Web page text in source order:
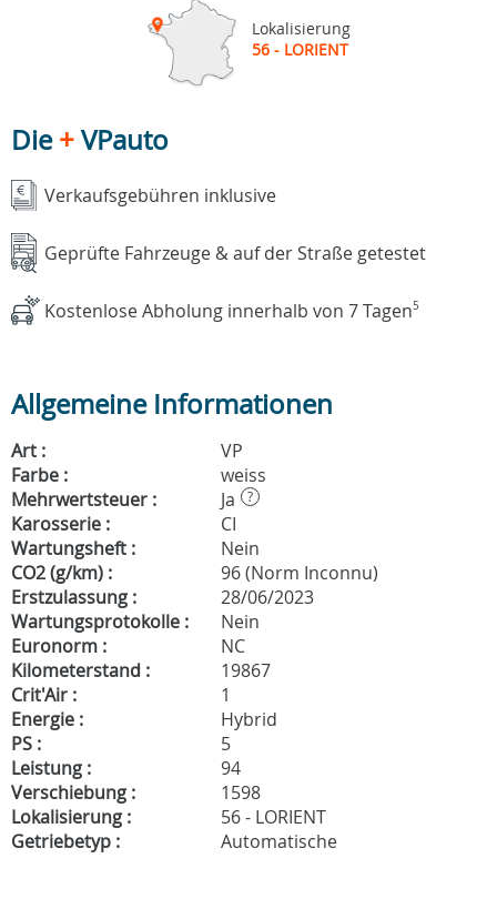
Lokalisierung
56 - LORIENT
Die+VPauto
Verkaufsgebühren inklusive
Geprüfte Fahrzeuge & auf der Straße getestet
Kostenlose Abholung innerhalb von 7 Tagen5
Allgemeine Informationen
Art :
VP
Farbe :
weiss
Mehrwertsteuer :
Ja ?
Karosserie :
CI
Wartungsheft :
Nein
CO2 (g/km) :
96 (Norm Inconnu)
Erstzulassung :
28/06/2023
Wartungsprotokolle :
Nein
Euronorm :
NC
Kilometerstand :
19867
Crit'Air :
1
Energie :
Hybrid
PS :
5
Leistung :
94
Verschiebung :
1598
Lokalisierung :
56 - LORIENT
Getriebetyp :
Automatische